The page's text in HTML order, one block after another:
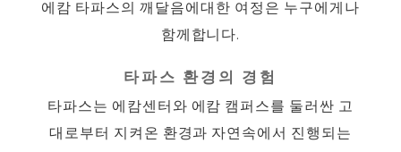
에캄 타파스의 깨달음에대한 여정은 누구에게나
함께합니다.
타파스 환경의 경험
타파스는 에캄센터와 에캄 캠퍼스를 둘러싼 고
대로부터 지켜온 환경과 자연속에서 진행되는